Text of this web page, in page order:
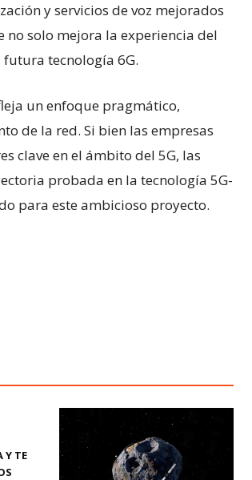
y servicios de voz mejorados
no solo mejora la experiencia del
tecnología 6G.
un enfoque pragmático,
de la red. Si bien las empresas
clave en el ámbito del 5G, las
probada en la tecnología 5G-
para este ambicioso proyecto.
Y TE